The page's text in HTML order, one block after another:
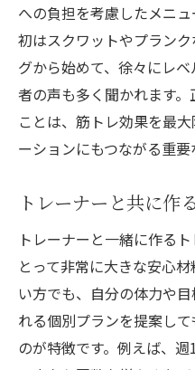
への負担を考慮したメニ
初はスクワットやプラン
グから始めて、徐々にレ
者の声も多く聞かれます
ことは、筋トレ効果を最
ーションにもつながる重要
トレーナーと共に作
トレーナーと一緒に作る
とって非常に大きな安心
い方でも、自分の体力や
れる個別プランを提案し
のが特徴です。例えば、